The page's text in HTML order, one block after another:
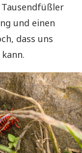
und einen
dass uns